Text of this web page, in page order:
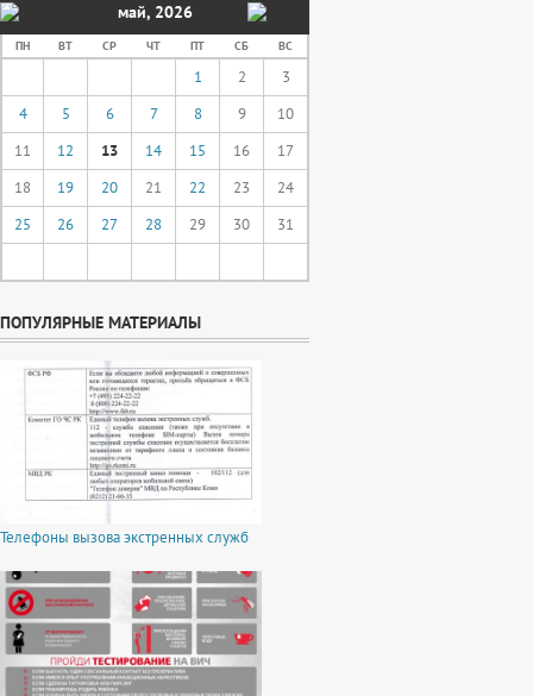
май, 2026
ПН ВТ СР ЧТ ПТ СБ ВС
1 2
3
4
5 6 7 8 9
10
11
12 13 14 15 16
17
18
19 20 21 22 23
24
25
26 27 28 29 30 31
ПОПУЛЯРНЫЕ МАТЕРИАЛЫ
Телефоны вызова экстренных служб